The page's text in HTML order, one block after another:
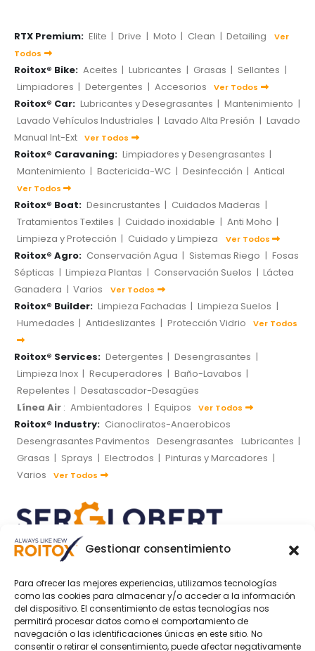
Gestionar consentimiento
Para ofrecer las mejores experiencias, utilizamos tecnologías
como las cookies para almacenar y/o acceder a la información
del dispositivo. El consentimiento de estas tecnologías nos
permitirá procesar datos como el comportamiento de
navegación o las identificaciones únicas en este sitio. No
consentir o retirar el consentimiento, puede afectar negativamente
RTX Premium: Elite | Drive | Moto | Clean | Detailing
Ver
Todos
Roitox® Bike: Aceites | Lubricantes | Grasas | Sellantes |
Limpiadores | Detergentes | Accesorios Ver Todos
Roitox® Car: Lubricantes y Desegrasantes | Mantenimiento |
Lavado Vehículos Industriales | Lavado Alta Presión | Lavado
Manual Int-Ext
Ver Todos
Roitox® Caravaning: Limpiadores y Desengrasantes |
Mantenimiento | Bactericida-WC | Desinfección | Antical
Ver Todos
Roitox® Boat: Desincrustantes | Cuidados Maderas |
Tratamientos Textiles | Cuidado inoxidable | Anti Moho |
Limpieza y Protección | Cuidado y Limpieza Ver Todos
Roitox® Agro: Conservación Agua | Sistemas Riego | Fosas
Sépticas | Limpieza Plantas | Conservación Suelos | Láctea
Ganadera | Varios Ver Todos
Roitox® Builder: Limpieza Fachadas | Limpieza Suelos |
Humedades | Antideslizantes | Protección Vidrio Ver Todos
Roitox® Services: Detergentes | Desengrasantes |
Limpieza Inox | Recuperadores | Baño-Lavabos |
Repelentes | Desatascador-Desagües
Línea Air : Ambientadores | Equipos Ver Todos
Roitox® Industry: Cianocliratos-Anaerobicos
Desengrasantes Pavimentos Desengrasantes Lubricantes |
Grasas | Sprays | Electrodos | Pinturas y Marcadores |
Varios
Ver Todos
SOCIAL MEDIA